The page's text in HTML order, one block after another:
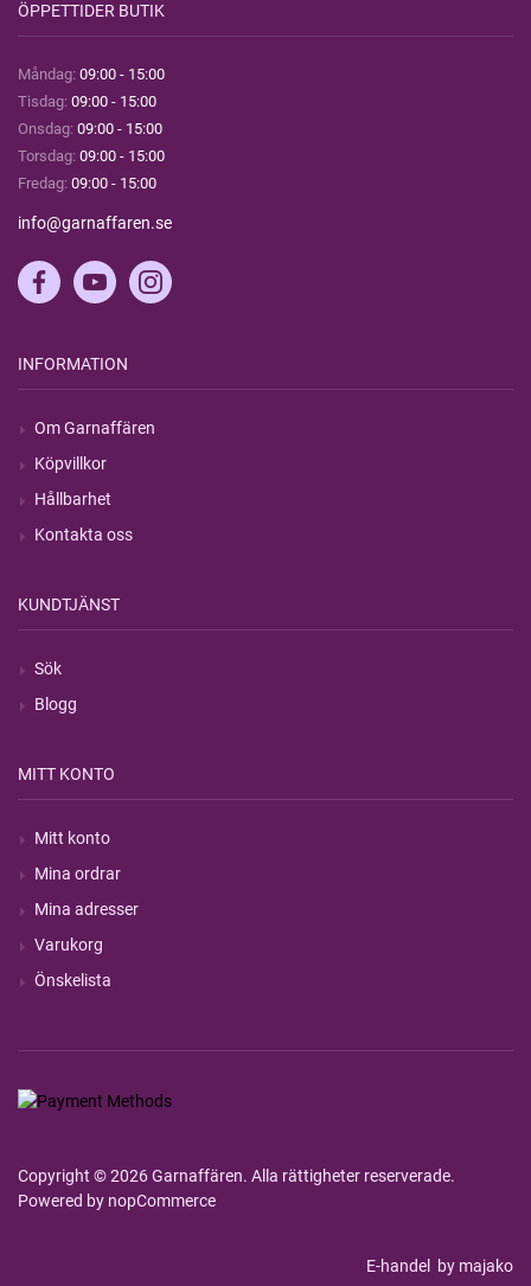
ÖPPETTIDER BUTIK
Måndag: 09:00 - 15:00
Tisdag: 09:00 - 15:00
Onsdag: 09:00 - 15:00
Torsdag: 09:00 - 15:00
Fredag: 09:00 - 15:00
info@garnaffaren.se
INFORMATION
Om Garnaffären
Köpvillkor
Hållbarhet
Kontakta oss
KUNDTJÄNST
Sök
Blogg
MITT KONTO
Mitt konto
Mina ordrar
Mina adresser
Varukorg
Önskelista
Copyright © 2026 Garnaffären. Alla rättigheter reserverade.
Powered by nopCommerce
E-handel by majako